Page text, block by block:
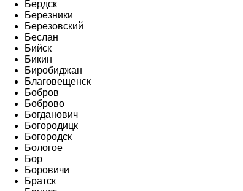
Бердск
Березники
Березовский
Беслан
Бийск
Бикин
Биробиджан
Благовещенск
Бобров
Боброво
Богданович
Богородицк
Богородск
Бологое
Бор
Боровичи
Братск